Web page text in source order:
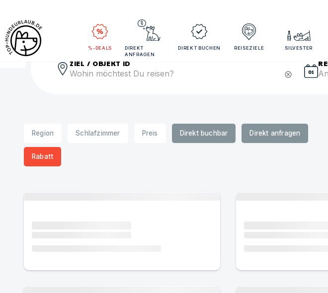
%-DEALS
DIREKT
ANFRAGEN
DIREKT BUCHEN REISEZIELE SILVESTER
Reisezeitraum und Gästezahl
ZIEL / OBJEKT ID
cancel
Region Schlafzimmer Preis Direkt buchbar Direkt anfragen
Rabatt